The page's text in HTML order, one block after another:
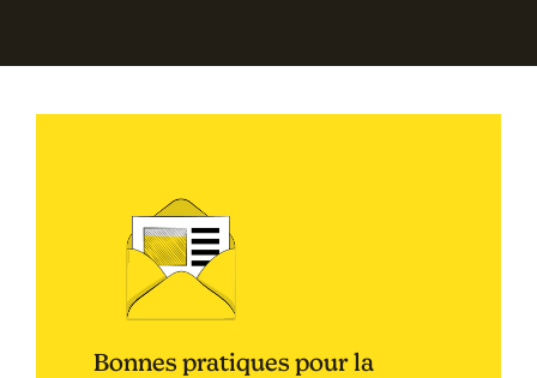
Bonnes pratiques pour la